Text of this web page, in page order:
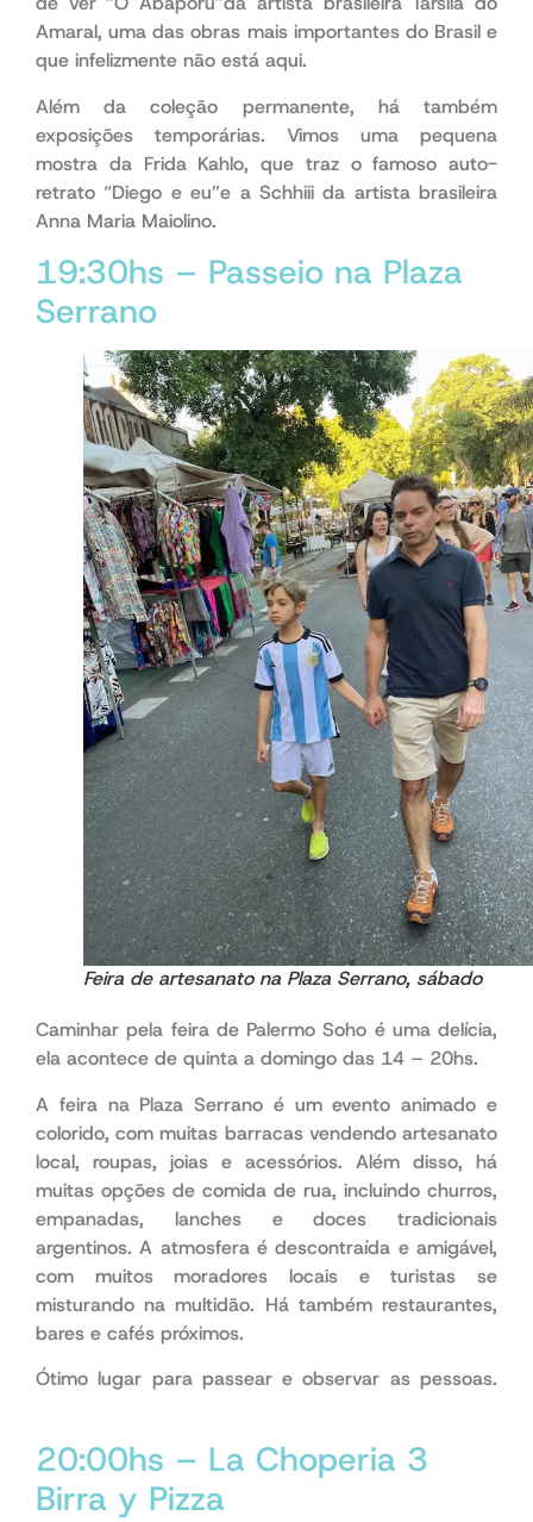
Amaral, uma das obras mais importantes do Brasil e
que infelizmente não está aqui.
Além da coleção permanente, há também
exposições temporárias. Vimos uma pequena
mostra da Frida Kahlo, que traz o famoso auto-
retrato “Diego e eu”e a Schhiii da artista brasileira
Anna Maria Maiolino.
19:30hs – Passeio na Plaza
Serrano
Feira de artesanato na Plaza Serrano, sábado
Caminhar pela feira de Palermo Soho é uma delícia,
ela acontece de quinta a domingo das 14 – 20hs.
A feira na Plaza Serrano é um evento animado e
colorido, com muitas barracas vendendo artesanato
local, roupas, joias e acessórios. Além disso, há
muitas opções de comida de rua, incluindo churros,
empanadas, lanches e doces tradicionais
argentinos. A atmosfera é descontraída e amigável,
com muitos moradores locais e turistas se
misturando na multidão. Há também restaurantes,
bares e cafés próximos.
Ótimo lugar para passear e observar as pessoas.
20:00hs – La Choperia 3
Birra y Pizza